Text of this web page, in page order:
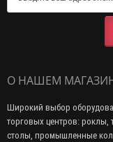
О НАШЕМ
Широкий выбор
торговых центров:
столы, промышленные